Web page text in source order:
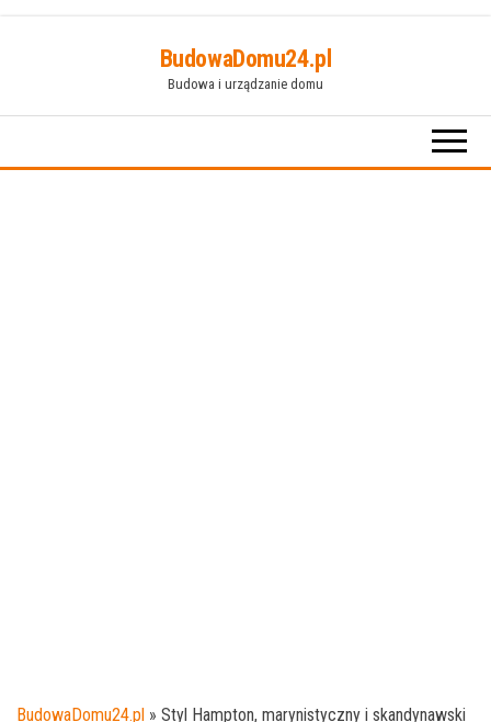
BudowaDomu24.pl
Budowa i urządzanie domu
BudowaDomu24.pl » Styl Hampton, marynistyczny i skandynawski